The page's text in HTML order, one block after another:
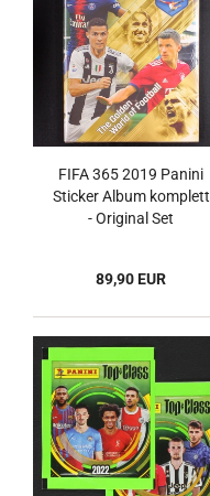
FIFA 365 2019 Panini
Sticker Album komplett
- Original Set
89,90 EUR